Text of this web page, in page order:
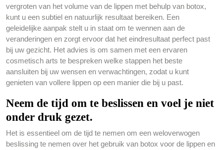
vergroten van het volume van de lippen met behulp van botox,
kunt u een subtiel en natuurlijk resultaat bereiken. Een
geleidelijke aanpak stelt u in staat om te wennen aan de
veranderingen en zorgt ervoor dat het eindresultaat perfect past
bij uw gezicht. Het advies is om samen met een ervaren
cosmetisch arts te bespreken welke stappen het beste
aansluiten bij uw wensen en verwachtingen, zodat u kunt
genieten van vollere lippen op een manier die bij u past.
Neem de tijd om te beslissen en voel je niet
onder druk gezet.
Het is essentieel om de tijd te nemen om een weloverwogen
beslissing te nemen over het gebruik van botox voor de lippen en